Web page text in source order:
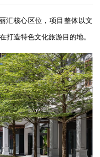
汇核心区位，项目整体以文
打造特色文化旅游目的地。